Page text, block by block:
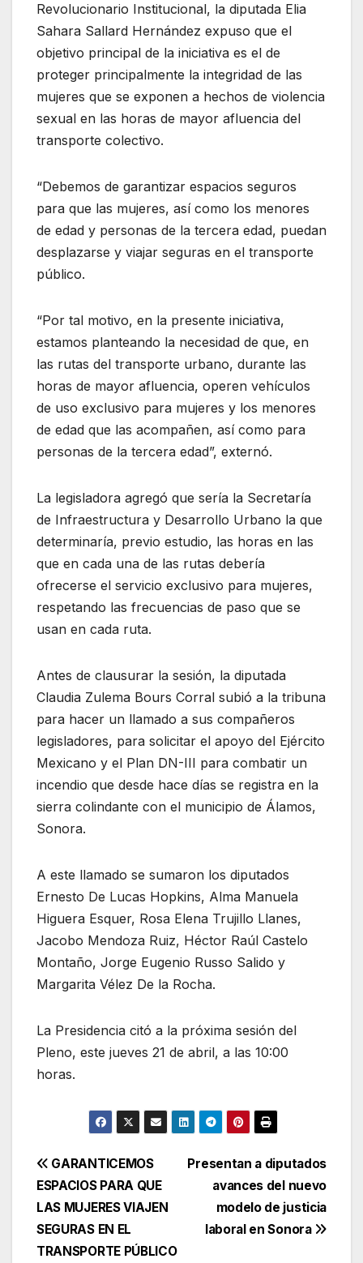
Revolucionario Institucional, la diputada Elia
Sahara Sallard Hernández expuso que el
objetivo principal de la iniciativa es el de
proteger principalmente la integridad de las
mujeres que se exponen a hechos de violencia
sexual en las horas de mayor afluencia del
transporte colectivo.
“Debemos de garantizar espacios seguros
para que las mujeres, así como los menores
de edad y personas de la tercera edad, puedan
desplazarse y viajar seguras en el transporte
público.
“Por tal motivo, en la presente iniciativa,
estamos planteando la necesidad de que, en
las rutas del transporte urbano, durante las
horas de mayor afluencia, operen vehículos
de uso exclusivo para mujeres y los menores
de edad que las acompañen, así como para
personas de la tercera edad”, externó.
La legisladora agregó que sería la Secretaría
de Infraestructura y Desarrollo Urbano la que
determinaría, previo estudio, las horas en las
que en cada una de las rutas debería
ofrecerse el servicio exclusivo para mujeres,
respetando las frecuencias de paso que se
usan en cada ruta.
Antes de clausurar la sesión, la diputada
Claudia Zulema Bours Corral subió a la tribuna
para hacer un llamado a sus compañeros
legisladores, para solicitar el apoyo del Ejército
Mexicano y el Plan DN-III para combatir un
incendio que desde hace días se registra en la
sierra colindante con el municipio de Álamos,
Sonora.
A este llamado se sumaron los diputados
Ernesto De Lucas Hopkins, Alma Manuela
Higuera Esquer, Rosa Elena Trujillo Llanes,
Jacobo Mendoza Ruiz, Héctor Raúl Castelo
Montaño, Jorge Eugenio Russo Salido y
Margarita Vélez De la Rocha.
La Presidencia citó a la próxima sesión del
Pleno, este jueves 21 de abril, a las 10:00
horas.
Navegación
de
entradas
Presentan a diputados
avances del nuevo
modelo de justicia
laboral en Sonora
GARANTICEMOS
ESPACIOS PARA QUE
LAS MUJERES VIAJEN
SEGURAS EN EL
TRANSPORTE PÚBLICO